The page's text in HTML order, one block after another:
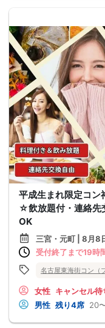
平成生まれ限定コ
☆飲放題付・連絡先
OK
三宮・元町 | 8月8
受付終了まで19時
名古屋東海街コン（
女性 キャンセル待
男性 残り4席 20